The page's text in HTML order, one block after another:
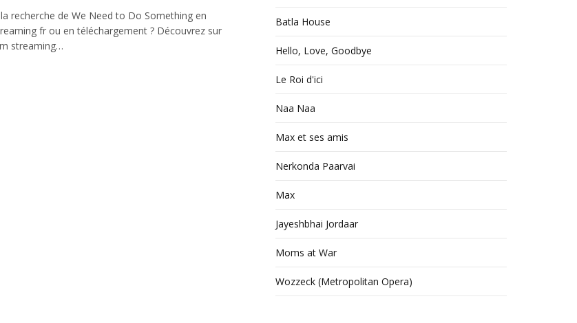
recherche de We Need to Do Something en
fr ou en téléchargement ? Découvrez sur
streaming…
Batla House
Hello, Love, Goodbye
Le Roi d'ici
Naa Naa
Max et ses amis
Nerkonda Paarvai
Max
Jayeshbhai Jordaar
Moms at War
Wozzeck (Metropolitan Opera)